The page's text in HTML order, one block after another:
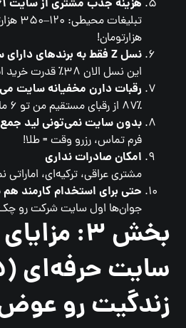
هزینه جذب مشتری از سایت ۶۱٪ کمتره
هزارتومان!
نسل Z فقط به برندهای دارای سایت اعتماد می‌کنه
این نسل الان ۳۸٪ قدرت خرید ایران رو دارن.
رقبات دارن مخفیانه سایت
۸۷٪ از رقبای مستقیم من تو ۶ ماه اخیر سایت زدن!
بدون سایت نمی‌تونی لید
فرم تماس، رزرو وقت = طلا!
امکان صادرات نداری
مشتری عراقی، ترکیه‌ای،
حتی برای استخدام کارمند
جوان‌ها اول سایت شرکت رو
بخش ۳:
زندگیت رو